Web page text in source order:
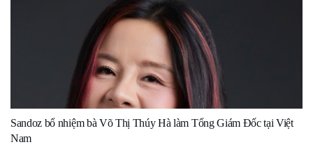
Sandoz bổ nhiệm bà Võ Thị Thúy Hà làm Tổng Giám Đốc tại Việt
Nam